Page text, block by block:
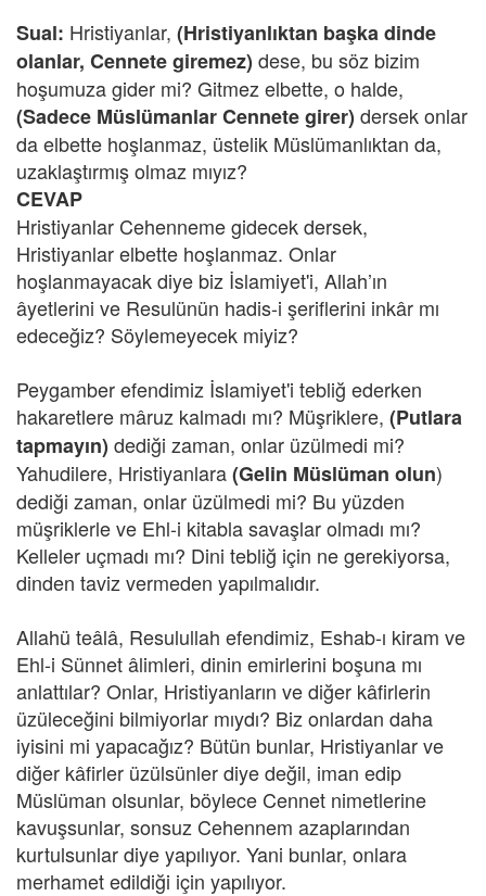
Sual: Hristiyanlar, (Hristiyanlıktan başka dinde
olanlar, Cennete giremez) dese, bu söz bizim
hoşumuza gider mi? Gitmez elbette, o halde,
(Sadece Müslümanlar Cennete girer) dersek onlar
da elbette hoşlanmaz, üstelik Müslümanlıktan da,
uzaklaştırmış olmaz mıyız?
CEVAP
Hristiyanlar Cehenneme gidecek dersek,
Hristiyanlar elbette hoşlanmaz. Onlar
hoşlanmayacak diye biz İslamiyet'i, Allah’ın
âyetlerini ve Resulünün hadis-i şeriflerini inkâr mı
edeceğiz? Söylemeyecek miyiz?
Peygamber efendimiz İslamiyet'i tebliğ ederken
hakaretlere mâruz kalmadı mı? Müşriklere, (Putlara
tapmayın) dediği zaman, onlar üzülmedi mi?
Yahudilere, Hristiyanlara(Gelin Müslüman olun)
dediği zaman, onlar üzülmedi mi? Bu yüzden
müşriklerle ve Ehl-i kitabla savaşlar olmadı mı?
Kelleler uçmadı mı? Dini tebliğ için ne gerekiyorsa,
dinden taviz vermeden yapılmalıdır.
Allahü teâlâ, Resulullah efendimiz, Eshab-ı kiram ve
Ehl-i Sünnet âlimleri, dinin emirlerini boşuna mı
anlattılar? Onlar, Hristiyanların ve diğer kâfirlerin
üzüleceğini bilmiyorlar mıydı? Biz onlardan daha
iyisini mi yapacağız? Bütün bunlar, Hristiyanlar ve
diğer kâfirler üzülsünler diye değil, iman edip
Müslüman olsunlar, böylece Cennet nimetlerine
kavuşsunlar, sonsuz Cehennem azaplarından
kurtulsunlar diye yapılıyor. Yani bunlar, onlara
merhamet edildiği için yapılıyor.